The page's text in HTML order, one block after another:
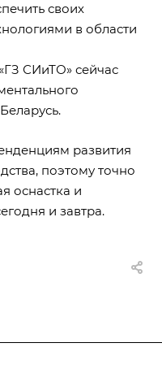
своих
в области
СИиТО» сейчас
развития
поэтому точно
оснастка и
и завтра.